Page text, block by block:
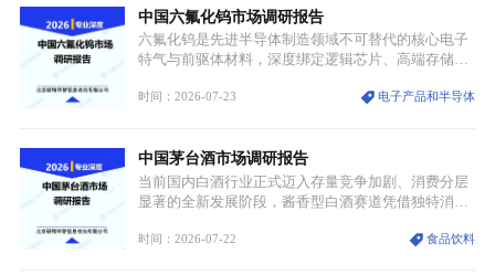
领域渗透”的战略体系，成为全球科技产业运转的刚
需资源。
中国六氟化钨市场调研报告
六氟化钨是先进半导体制造领域不可替代的核心电子
特气与前驱体材料，深度绑定逻辑芯片、高端存储芯
沉积（CVD）、原子层沉积（ALD）工艺专用前驱体
密制造流程。
时间：2026-07-23 电子产品和半导体
中国茅台酒市场调研报告
当前国内白酒行业正式迈入存量竞争加剧、消费分层
显著的全新发展阶段，酱香型白酒赛道凭借独特消费
道。贵州茅台凭借独一无二的核心产区壁垒、刚性产
时间：2026-07-22 食品饮料